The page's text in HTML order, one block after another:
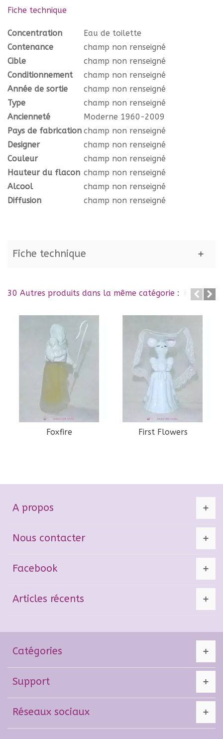
Fiche technique
Concentration
Eau de toilette
Contenance
champ non renseigné
Cible
champ non renseigné
Conditionnement
champ non renseigné
Année de sortie
champ non renseigné
Type
champ non renseigné
Ancienneté
Moderne 1960-2009
Pays de fabrication champ non renseigné
Designer
champ non renseigné
Couleur
champ non renseigné
Hauteur du flacon champ non renseigné
Alcool
champ non renseigné
Diffusion
champ non renseigné
Fiche technique
30 Autres produits dans la même catégorie :
Foxfire First Flowers
A propos
Nous contacter
Facebook
Articles récents
Catégories
Support
Réseaux sociaux